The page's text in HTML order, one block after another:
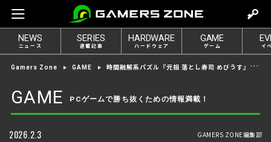
e
t
o
g
NEWS
ニュース
SERIES
連載記事
HARDWARE
ハードウェア
GAME
ゲーム イ
Gamers Zone GAME 時間融解系パズル『元祖 落とし寿司 めびうす』Switch 2版決定！同じ寿司をくっつけて大トロへ
GAME PCゲームで勝ち抜くための情報満載！
2026.2.3 GAMERS ZONE編集部